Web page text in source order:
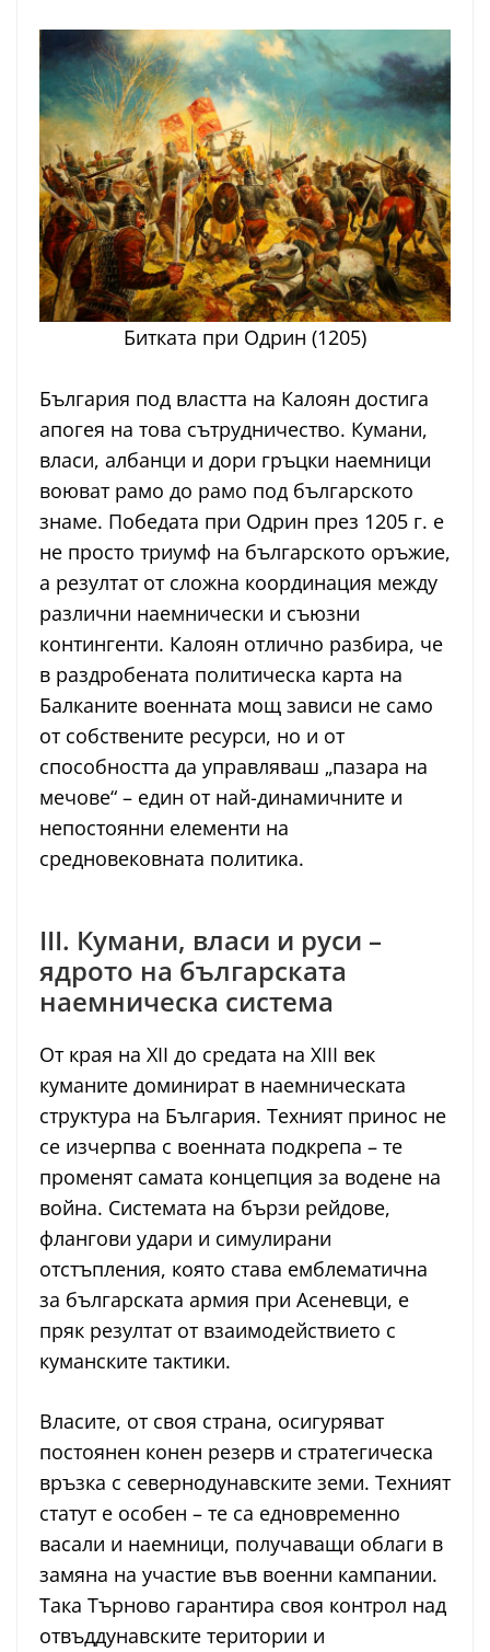
Битката при Одрин (1205)
България под властта на Калоян достига
апогея на това сътрудничество. Кумани,
власи, албанци и дори гръцки наемници
воюват рамо до рамо под българското
знаме. Победата при Одрин през 1205 г. е
не просто триумф на българското оръжие,
а резултат от сложна координация между
различни наемнически и съюзни
контингенти. Калоян отлично разбира, че
в раздробената политическа карта на
Балканите военната мощ зависи не само
от собствените ресурси, но и от
способността да управляваш „пазара на
мечове“ – един от най-динамичните и
непостоянни елементи на
средновековната политика.
III. Кумани, власи и руси –
ядрото на българската
наемническа система
От края на XII до средата на XIII век
куманите доминират в наемническата
структура на България. Техният принос не
се изчерпва с военната подкрепа – те
променят самата концепция за водене на
война. Системата на бързи рейдове,
флангови удари и симулирани
отстъпления, която става емблематична
за българската армия при Асеневци, е
пряк резултат от взаимодействието с
куманските тактики.
Власите, от своя страна, осигуряват
постоянен конен резерв и стратегическа
връзка с севернодунавските земи. Техният
статут е особен – те са едновременно
васали и наемници, получаващи облаги в
замяна на участие във военни кампании.
Така Търново гарантира своя контрол над
отвъддунавските територии и